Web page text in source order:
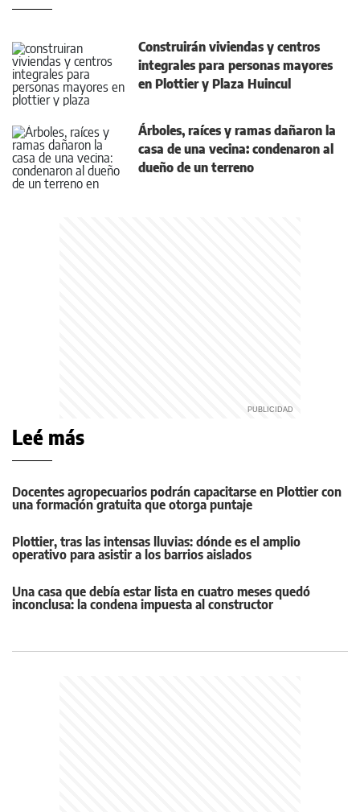
Construirán viviendas y centros
integrales para personas mayores
en Plottier y Plaza Huincul
Árboles, raíces y ramas dañaron la
casa de una vecina: condenaron al
dueño de un terreno
Leé más
Docentes agropecuarios podrán capacitarse en Plottier con
una formación gratuita que otorga puntaje
Plottier, tras las intensas lluvias: dónde es el amplio
operativo para asistir a los barrios aislados
Una casa que debía estar lista en cuatro meses quedó
inconclusa: la condena impuesta al constructor